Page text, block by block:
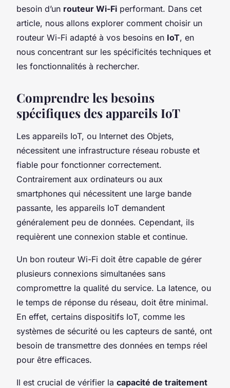
besoin d’un routeur Wi-Fi performant. Dans cet
article, nous allons explorer comment choisir un
routeur Wi-Fi adapté à vos besoins en IoT, en
nous concentrant sur les spécificités techniques et
les fonctionnalités à rechercher.
Comprendre les besoins
spécifiques des appareils IoT
Les appareils IoT, ou Internet des Objets,
nécessitent une infrastructure réseau robuste et
fiable pour fonctionner correctement.
Contrairement aux ordinateurs ou aux
smartphones qui nécessitent une large bande
passante, les appareils IoT demandent
généralement peu de données. Cependant, ils
requièrent une connexion stable et continue.
Un bon routeur Wi-Fi doit être capable de gérer
plusieurs connexions simultanées sans
compromettre la qualité du service. La latence, ou
le temps de réponse du réseau, doit être minimal.
En effet, certains dispositifs IoT, comme les
systèmes de sécurité ou les capteurs de santé, ont
besoin de transmettre des données en temps réel
pour être efficaces.
Il est crucial de vérifier la capacité de traitement